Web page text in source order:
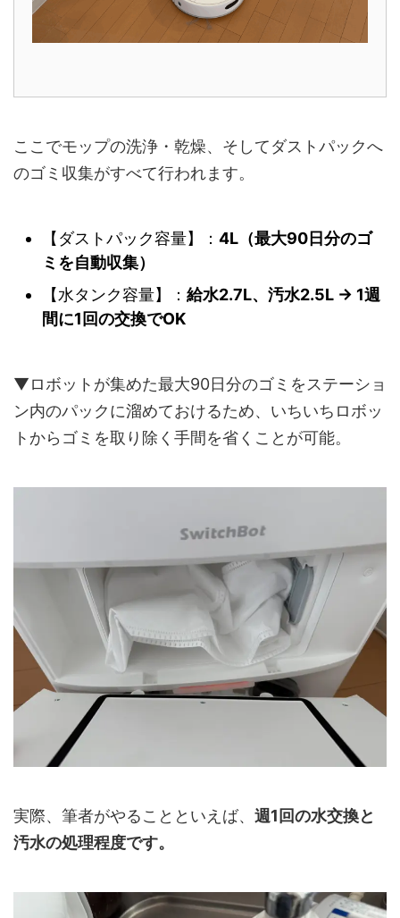
ここでモップの洗浄・乾燥、そしてダストパックへ
のゴミ収集がすべて行われます。
【ダストパック容量】： 4L（最大90日分のゴ
ミを自動収集）
【水タンク容量】： 給水2.7L、汚水2.5L → 1週
間に1回の交換でOK
▼ロボットが集めた最大90日分のゴミをステーショ
ン内のパックに溜めておけるため、いちいちロボッ
トからゴミを取り除く手間を省くことが可能。
実際、筆者がやることといえば、 週1回の水交換と
汚水の処理程度です。